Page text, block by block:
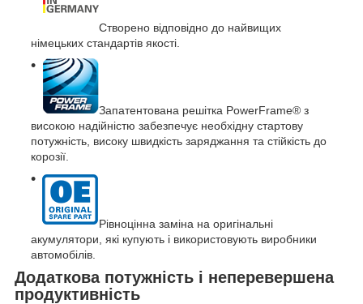
Створено відповідно до найвищих
німецьких стандартів якості.
Запатентована решітка PowerFrame® з
високою надійністю забезпечує необхідну стартову
потужність, високу швидкість заряджання та стійкість до
корозії.
Рівноцінна заміна на оригінальні
акумулятори, які купують і використовують виробники
автомобілів.
Додаткова потужність і неперевершена
продуктивність